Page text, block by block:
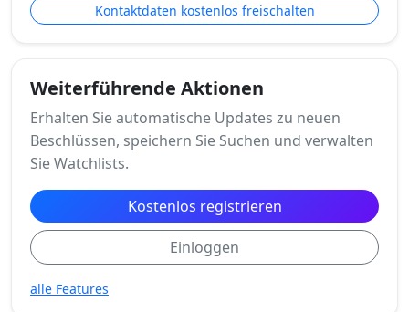
Kontaktdaten kostenlos freischalten
Weiterführende Aktionen
Erhalten Sie automatische Updates zu neuen
Beschlüssen, speichern Sie Suchen und verwalten
Sie Watchlists.
Kostenlos registrieren
Einloggen
alle Features